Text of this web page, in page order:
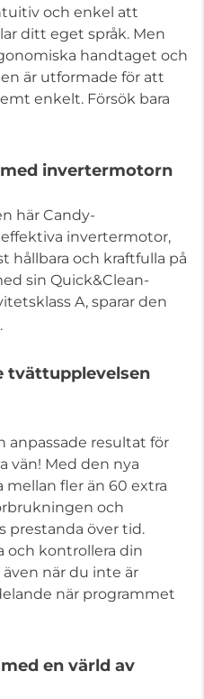
och enkel att
ditt eget språk. Men
handtaget och
är utformade för att
enkelt. Försök bara
invertermotorn
här Candy-
invertermotor,
hållbara och kraftfulla på
sin Quick&Clean-
A, sparar den
tvättupplevelsen
anpassade resultat för
vän! Med den nya
mellan fler än 60 extra
och
prestanda över tid.
och kontrollera din
när du inte är
när programmet
en värld av